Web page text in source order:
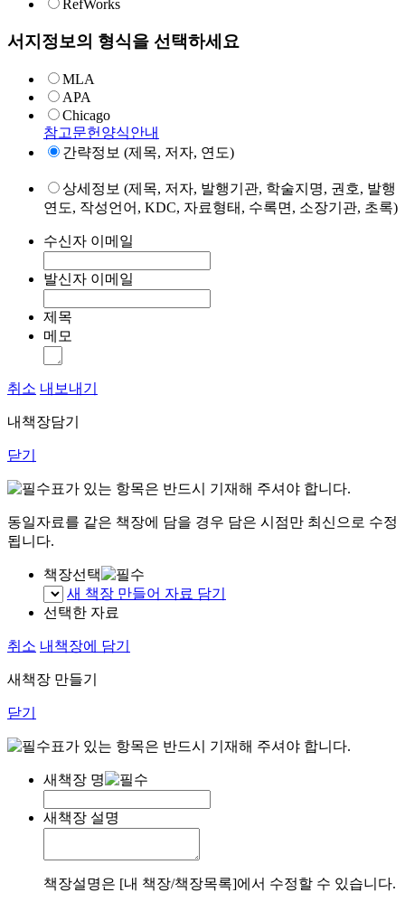
RefWorks
서지정보의 형식을 선택하세요
MLA
APA
Chicago
참고문헌양식안내
간략정보 (제목, 저자, 연도)
상세정보 (제목, 저자, 발행기관, 학술지명, 권호, 발행
연도, 작성언어, KDC, 자료형태, 수록면, 소장기관, 초록)
수신자 이메일
발신자 이메일
제목
메모
취소 내보내기
내책장담기
닫기
표가 있는 항목은 반드시 기재해 주셔야 합니다.
동일자료를 같은 책장에 담을 경우 담은 시점만 최신으로 수정
됩니다.
책장선택
새 책장 만들어 자료 담기
선택한 자료
취소 내책장에 담기
새책장 만들기
닫기
표가 있는 항목은 반드시 기재해 주셔야 합니다.
새책장 명
새책장 설명
책장설명은 [내 책장/책장목록]에서 수정할 수 있습니다.